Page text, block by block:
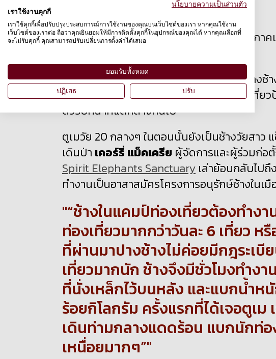
ในช่วง 20 ปีที่ผ่านมา ปางช้างในจังหวัดทางภ
และต่างชาติ โดยรูปแบบการให้บริการของปาง
ด้วยการแสดงโชว์ช้าง มีกิจกรรมให้นักท่องเที่ย
ตัวรับหน้าที่แตกต่างกันไป
ตูเมวัย 20 กลางๆ ในตอนนั้นยังเป็นช้างวัยสาว
เดินป่า เคอร์รี่ แม็คเครีย ผู้จัดการและผู้ร่วมก่อตั้
Spirit Elephants Sanctuary เล่าย้อนกลับไปถึ
ทำงานเป็นอาสาสมัครโครงการอนุรักษ์ช้างในเมื
“ช้างในแคมป์ท่องเที่ยวต้องทำง
ท่องเที่ยวมากกว่าวันละ 6 เที่ยว
ที่ผ่านมาปางช้างไม่ค่อยมีกฎระเ
เที่ยวมากนัก ช้างจึงมีชั่วโมงทำง
ที่นั่งเหล็กไว้บนหลัง และแบกน้ำ
ร้อยกิโลกรัม ครั้งแรกที่ได้เจอตูเม
เดินท่ามกลางแดดร้อน แบกนักท่อ
เหนื่อยมากๆ”
นโยบายความเป็นส่วนตัว
เราใช้งานคุกกี้
เราใช้คุกกี้เพื่อปรับปรุงประสบการณ์การใช้งานของคุณบนเว็บไซต์ของเรา หากคุณใช้งาน
เว็บไซต์ของเราต่อ ถือว่าคุณยินยอมให้มีการติดตั้งคุกกี้ในอุปกรณ์ของคุณได้ หากคุณเลือกที่
จะไม่รับคุกกี้ คุณสามารถปรับเปลี่ยนการตั้งค่าได้เสมอ
ยอมรับทั้งหมด
ปฏิเสธ ปรับ